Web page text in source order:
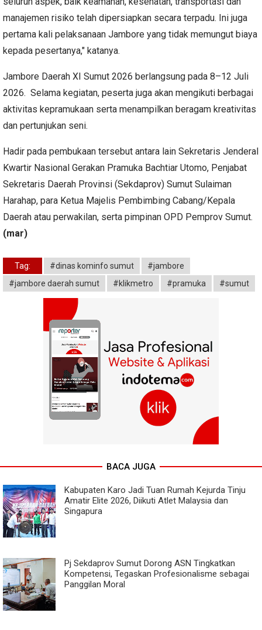
manajemen risiko telah dipersiapkan secara terpadu. Ini juga
pertama kali pelaksanaan Jambore yang tidak memungut biaya
kepada pesertanya," katanya.
Jambore Daerah XI Sumut 2026 berlangsung pada 8–12 Juli
2026. Selama kegiatan, peserta juga akan mengikuti berbagai
aktivitas kepramukaan serta menampilkan beragam kreativitas
dan pertunjukan seni.
Hadir pada pembukaan tersebut antara lain Sekretaris Jenderal
Kwartir Nasional Gerakan Pramuka Bachtiar Utomo, Penjabat
Sekretaris Daerah Provinsi (Sekdaprov) Sumut Sulaiman
Harahap, para Ketua Majelis Pembimbing Cabang/Kepala
Daerah atau perwakilan, serta pimpinan OPD Pemprov Sumut.
(mar)
Tag: #dinas kominfo sumut
#jambore
#jambore daerah sumut
#klikmetro #pramuka #sumut
BACA JUGA
Kabupaten Karo Jadi Tuan Rumah Kejurda Tinju
Amatir Elite 2026, Diikuti Atlet Malaysia dan
Singapura
Pj Sekdaprov Sumut Dorong ASN Tingkatkan
Kompetensi, Tegaskan Profesionalisme sebagai
Panggilan Moral